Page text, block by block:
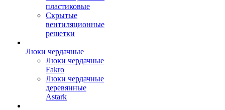
пластиковые
Скрытые
вентиляционные
решетки
Люки чердачные
Люки чердачные
Fakro
Люки чердачные
деревянные
Astark